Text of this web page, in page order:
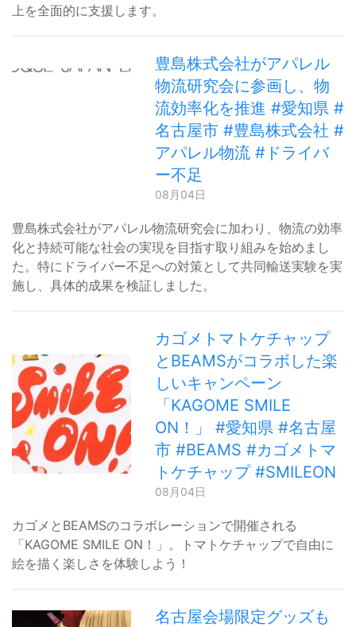
上を全面的に支援します。
豊島株式会社がアパレル
物流研究会に参画し、物
流効率化を推進 #愛知県 #
名古屋市 #豊島株式会社 #
アパレル物流 #ドライバ
ー不足
08月04日
豊島株式会社がアパレル物流研究会に加わり、物流の効率
化と持続可能な社会の実現を目指す取り組みを始めまし
た。特にドライバー不足への対策として共同輸送実験を実
施し、具体的成果を検証しました。
カゴメトマトケチャップ
とBEAMSがコラボした楽
しいキャンペーン
「KAGOME SMILE
ON！」 #愛知県 #名古屋
市 #BEAMS #カゴメトマ
トケチャップ #SMILEON
08月04日
カゴメとBEAMSのコラボレーションで開催される
「KAGOME SMILE ON！」。トマトケチャップで自由に
絵を描く楽しさを体験しよう！
名古屋会場限定グッズも